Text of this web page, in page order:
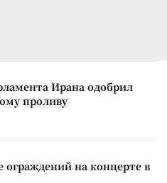
Ирана одобрил
проливу
ограждений на концерте в